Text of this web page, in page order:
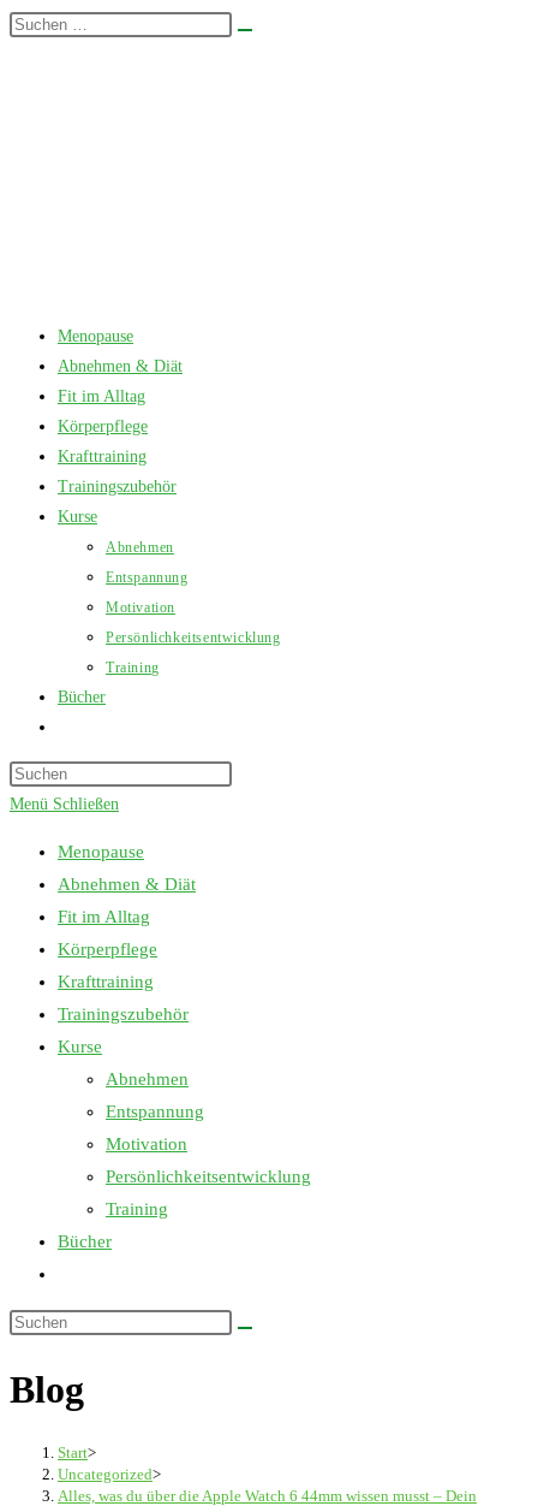
Zum
Diese
Menopause
Abnehmen & Diät
Fit im Alltag
Körperpflege
Krafttraining
Trainingszubehör
Kurse
Abnehmen
Entspannung
Motivation
Persönlichkeitsentwicklung
Training
Bücher
umschalten
Menü Schließen
Menopause
Abnehmen & Diät
Fit im Alltag
Körperpflege
Krafttraining
Trainingszubehör
Kurse
Abnehmen
Entspannung
Motivation
Persönlichkeitsentwicklung
Training
Bücher
umschalten
Diese
durchsuchen
Blog
Start>
Uncategorized>
Alles, was du über die Apple Watch 6 44mm wissen musst – Dein